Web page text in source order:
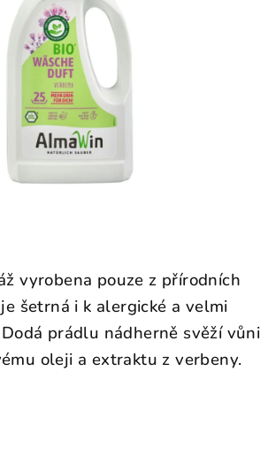
vyrobena pouze z přírodních
šetrná i k alergické a velmi
prádlu nádherně svěží vůni
oleji a extraktu z verbeny.